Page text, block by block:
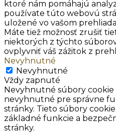
ktoré nám pomáhajú
používate túto webovú
uložené vo vašom
Máte tiež možnosť zrušiť
niektorých z týchto
ovplyvniť váš zážitok z
Nevyhnutné
Nevyhnutné
Vždy zapnuté
Nevyhnutné súbory
nevyhnutné pre správne
stránky. Tieto súbory
základné funkcie a
stránky.